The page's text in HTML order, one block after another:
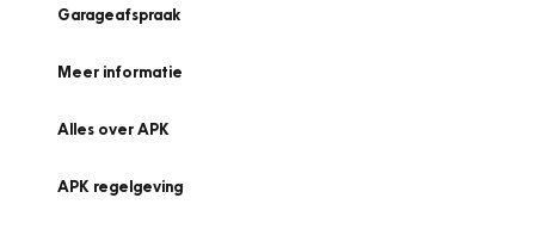
Garageafspraak
Meer informatie
Alles over APK
APK regelgeving